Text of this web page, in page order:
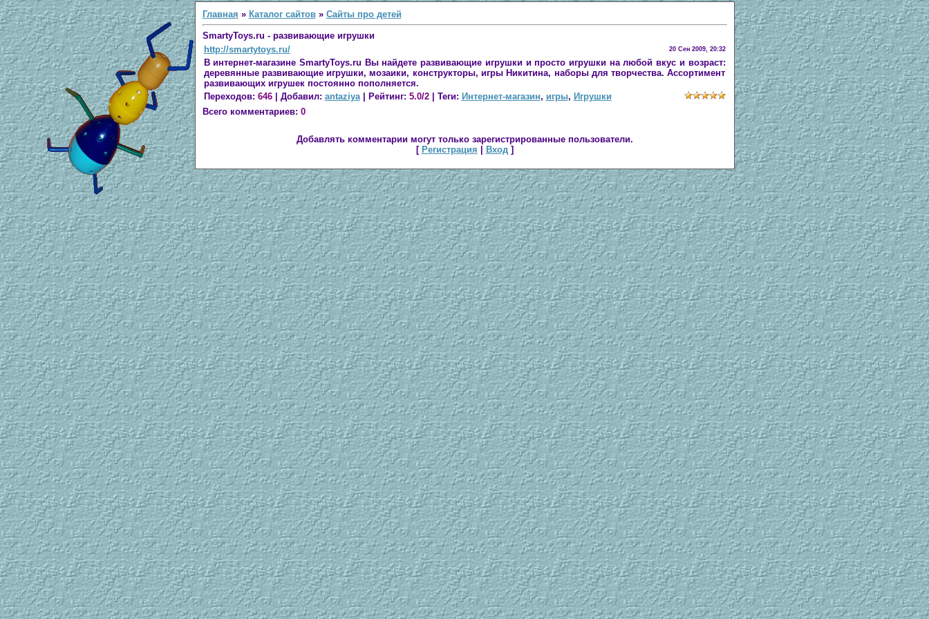
Главная » Каталог сайтов» Сайты про детей
SmartyToys.ru - развивающие игрушки
http://smartytoys.ru/
20 Сен 2009, 20:32
В интернет-магазине SmartyToys.ru Вы найдете развивающие игрушки и просто игрушки на любой вкус и возраст:
деревянные развивающие игрушки, мозаики, конструкторы, игры Никитина, наборы для творчества. Ассортимент
развивающих игрушек постоянно пополняется.
Переходов: 646| Добавил: antaziya| Рейтинг: 5.0/2| Теги: Интернет-магазин, игры, Игрушки
Всего комментариев: 0
Добавлять комментарии могут только зарегистрированные пользователи.
[ Регистрация Вход]